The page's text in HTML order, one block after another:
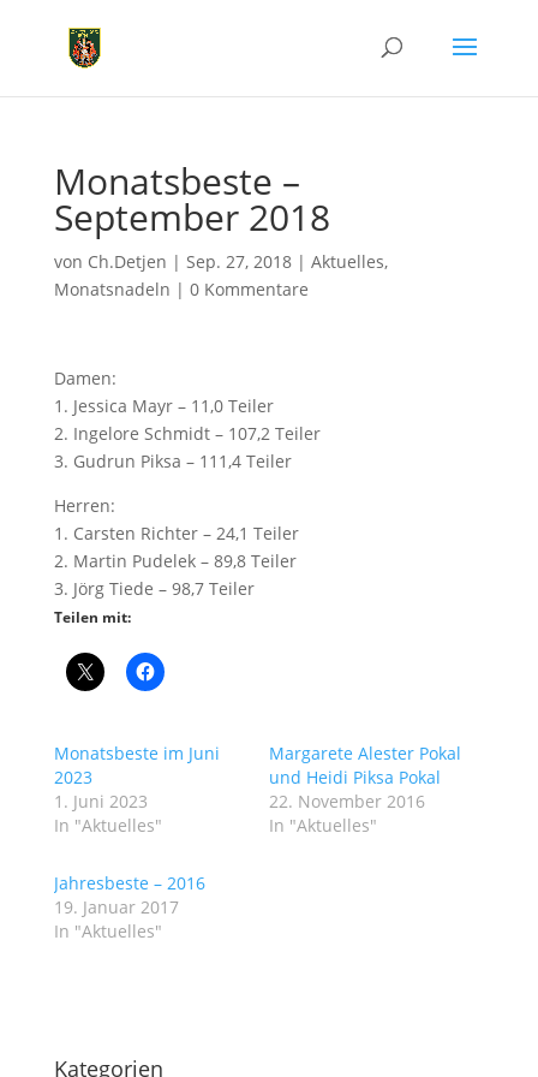
Monatsbeste –
September 2018
von Ch.Detjen | Sep. 27, 2018| Aktuelles,
Monatsnadeln | 0 Kommentare
Damen:
1. Jessica Mayr – 11,0 Teiler
2. Ingelore Schmidt – 107,2 Teiler
3. Gudrun Piksa – 111,4 Teiler
Herren:
1. Carsten Richter – 24,1 Teiler
2. Martin Pudelek – 89,8 Teiler
3. Jörg Tiede – 98,7 Teiler
Teilen mit:
Monatsbeste im Juni
2023
1. Juni 2023
In "Aktuelles"
Margarete Alester Pokal
und Heidi Piksa Pokal
22. November 2016
In "Aktuelles"
Jahresbeste – 2016
19. Januar 2017
In "Aktuelles"
Kategorien